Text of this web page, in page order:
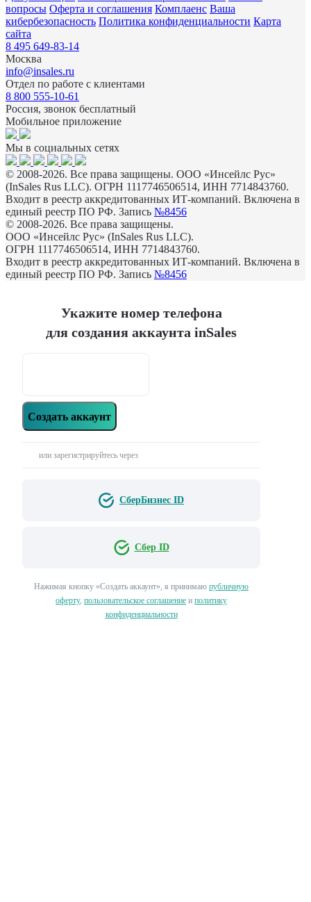
вопросы Оферта и соглашения Комплаенс Ваша
кибербезопасность Политика конфиденциальности Карта
сайта
8 495 649-83-14
Москва
info@insales.ru
Отдел по работе с клиентами
8 800 555-10-61
Россия, звонок бесплатный
Мобильное приложение
Мы в социальных сетях
© 2008-2026. Все права защищены. ООО «Инсейлс Рус»
(InSales Rus LLC). ОГРН 1117746506514, ИНН 7714843760.
Входит в реестр аккредитованных ИТ-компаний. Включена в
единый реестр ПО РФ. Запись №8456
© 2008-2026. Все права защищены.
ООО «Инсейлс Рус» (InSales Rus LLC).
ОГРН 1117746506514, ИНН 7714843760.
Входит в реестр аккредитованных ИТ-компаний. Включена в
единый реестр ПО РФ. Запись №8456
Укажите номер телефона
для создания аккаунта inSales
Создать аккаунт
или зарегистрируйтесь через
СберБизнес ID
Сбер ID
Нажимая кнопку «‎Создать аккаунт»‎, я принимаю публичную
оферту, пользовательское соглашение и политику
конфиденциальности